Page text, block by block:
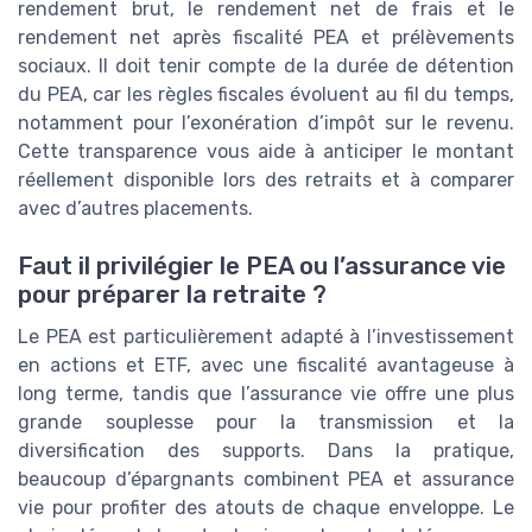
rendement brut, le rendement net de frais et le
rendement net après fiscalité PEA et prélèvements
sociaux. Il doit tenir compte de la durée de détention
du PEA, car les règles fiscales évoluent au fil du temps,
notamment pour l’exonération d’impôt sur le revenu.
Cette transparence vous aide à anticiper le montant
réellement disponible lors des retraits et à comparer
avec d’autres placements.
Faut il privilégier le PEA ou l’assurance vie
pour préparer la retraite ?
Le PEA est particulièrement adapté à l’investissement
en actions et ETF, avec une fiscalité avantageuse à
long terme, tandis que l’assurance vie offre une plus
grande souplesse pour la transmission et la
diversification des supports. Dans la pratique,
beaucoup d’épargnants combinent PEA et assurance
vie pour profiter des atouts de chaque enveloppe. Le